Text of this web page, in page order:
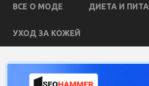
ВСЕ О МОДЕ ДИЕТА И
УХОД ЗА КОЖЕЙ